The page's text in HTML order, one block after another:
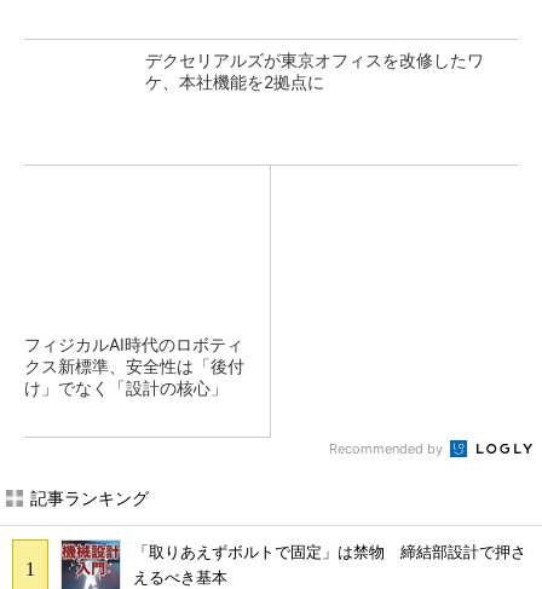
デクセリアルズが東京オフィスを改修したワ
ケ、本社機能を2拠点に
フィジカルAI時代のロボティ
クス新標準、安全性は「後付
け」でなく「設計の核心」
Recommended by
記事ランキング
「取りあえずボルトで固定」は禁物 締結部設計で押さ
えるべき基本